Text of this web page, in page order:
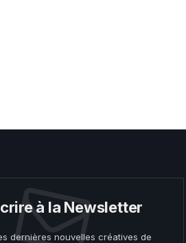
à la Newsletter
dernières nouvelles créatives de